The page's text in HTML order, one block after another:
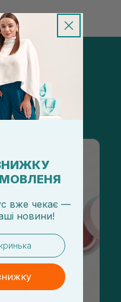
в Instagram
вже чекає —
новини!